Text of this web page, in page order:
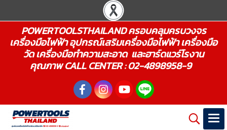
POWERTOOLSTHAILAND ครอบคลุมครบวงจร
เครื่องมือไฟฟ้า อุปกรณ์เสริมเครื่องมือไฟฟ้า เครื่องมือ
วัด เครื่องมือทำความสะอาด และฮาร์ดแวร์โรงาน
คุณภาพ CALL CENTER : 02-4898958-9